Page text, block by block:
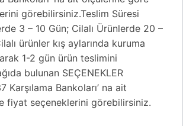
görebilirsiniz.Teslim Süresi
3 – 10 Gün; Cilalı Ürünlerde 20 –
ürünler kış aylarında kuruma
1-2 gün ürün teslimini
bulunan SEÇENEKLER
Karşılama Bankoları’ na ait
fiyat seçeneklerini görebilirsiniz.